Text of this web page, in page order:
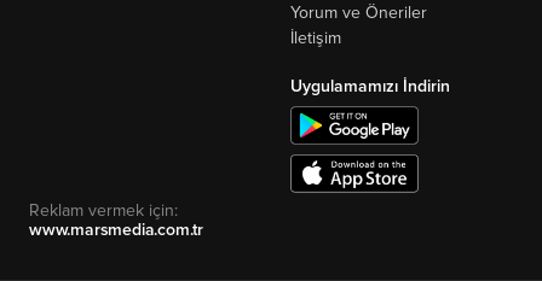
Yorum ve Öneriler
İletişim
Uygulamamızı İndirin
Reklam vermek için:
www.marsmedia.com.tr